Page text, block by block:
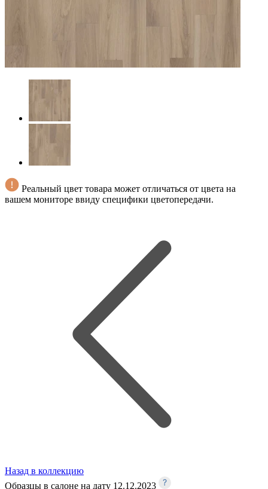
Реальный цвет товара может отличаться от цвета на
вашем мониторе ввиду специфики цветопередачи.
Назад в коллекцию
Образцы в салоне на дату 12.12.2023